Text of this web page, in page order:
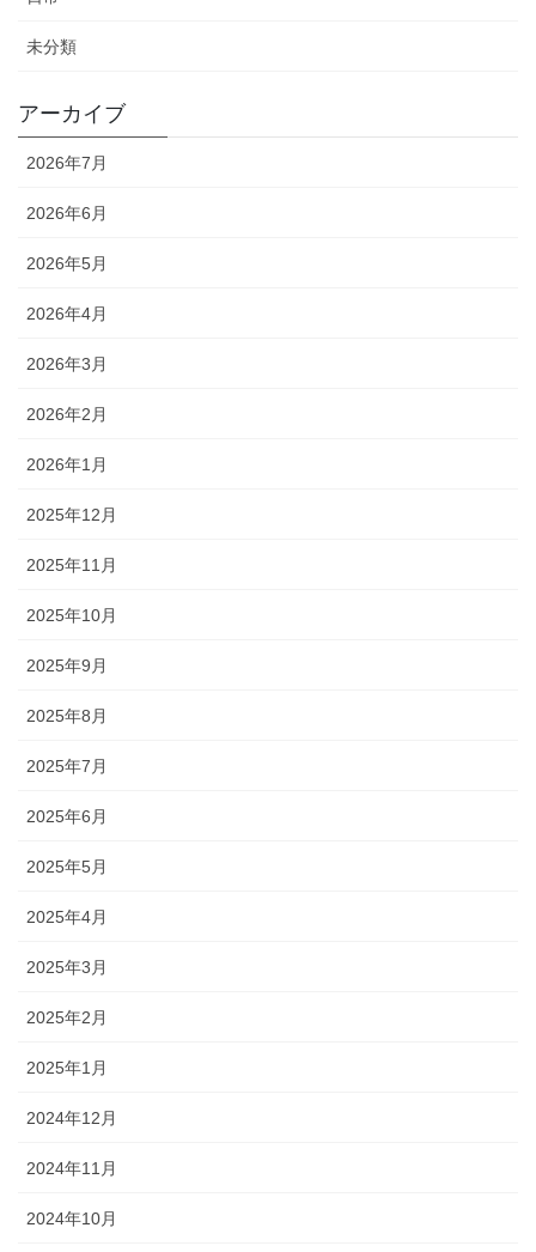
未分類
アーカイブ
2026年7月
2026年6月
2026年5月
2026年4月
2026年3月
2026年2月
2026年1月
2025年12月
2025年11月
2025年10月
2025年9月
2025年8月
2025年7月
2025年6月
2025年5月
2025年4月
2025年3月
2025年2月
2025年1月
2024年12月
2024年11月
2024年10月